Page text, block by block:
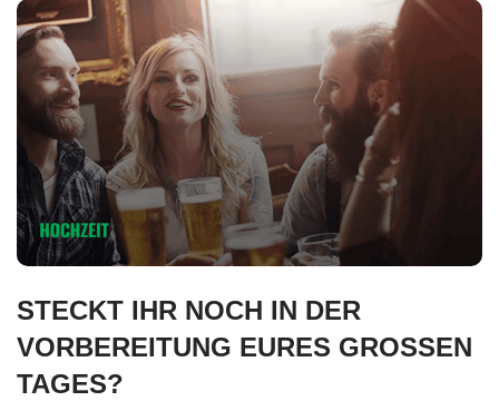
STECKT IHR NOCH IN DER
VORBEREITUNG EURES GROSSEN
TAGES?